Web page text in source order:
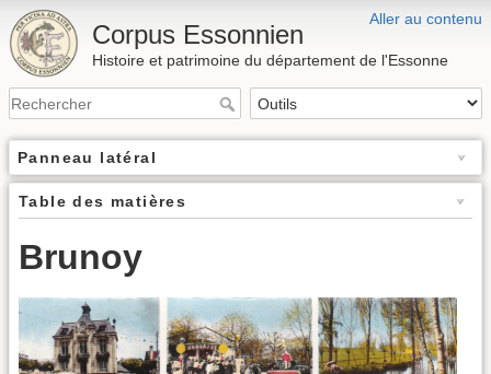
Aller au contenu
Corpus Essonnien
Histoire et patrimoine du département de l'Essonne
Panneau latéral
Table des matières
Brunoy